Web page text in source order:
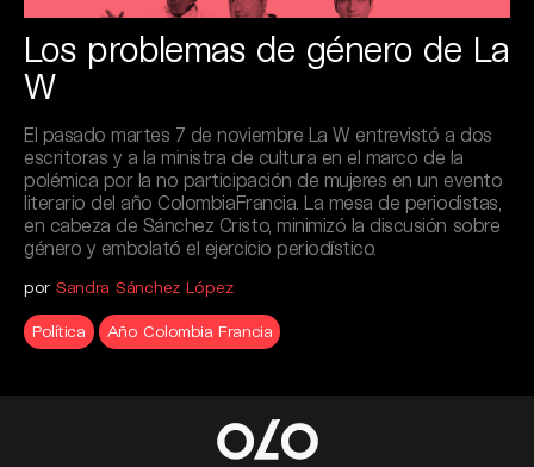
Los problemas de género de La
W
El pasado martes 7 de noviembre La W entrevistó a dos
escritoras y a la ministra de cultura en el marco de la
polémica por la no participación de mujeres en un evento
literario del año ColombiaFrancia. La mesa de periodistas,
en cabeza de Sánchez Cristo, minimizó la discusión sobre
género y embolató el ejercicio periodístico.
por Sandra Sánchez López
Política Año Colombia Francia